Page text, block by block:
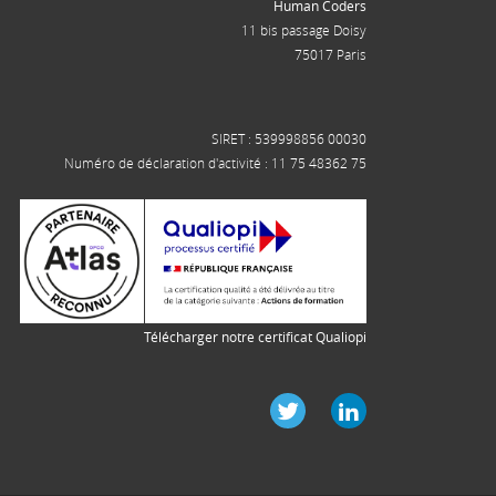
Human Coders
11 bis passage Doisy
75017 Paris
SIRET : 539998856 00030
Numéro de déclaration d'activité : 11 75 48362 75
Télécharger notre certificat Qualiopi